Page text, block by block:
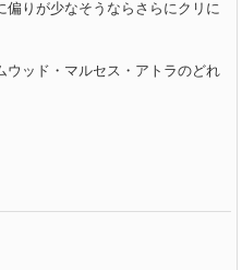
りが少なそうならさらにクリに
ウッド・マルセス・アトラのどれ